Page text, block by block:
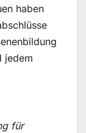
haben
jedem
für